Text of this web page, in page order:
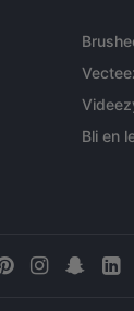
Bli en